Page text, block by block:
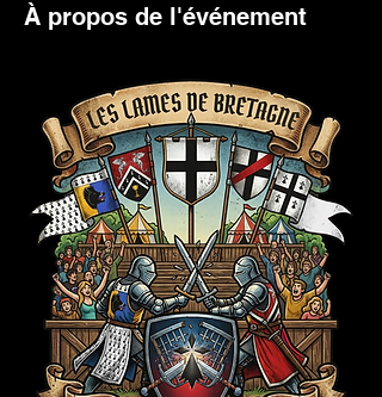
À propos de l'événement